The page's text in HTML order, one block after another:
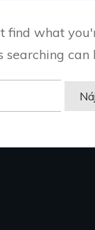
find what
searching can